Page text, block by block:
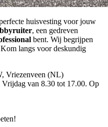
huisvesting voor jouw
, een gedreven
bent. Wij begrijpen
langs voor deskundig
Vriezenveen (NL)
Vrijdag van 8.30 tot 17.00. Op